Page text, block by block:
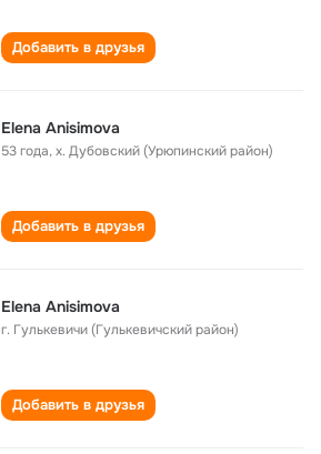
Добавить в друзья
Elena Anisimova
53 года,х. Дубовский (Урюпинский район)
Добавить в друзья
Elena Anisimova
г. Гулькевичи (Гулькевичский район)
Добавить в друзья